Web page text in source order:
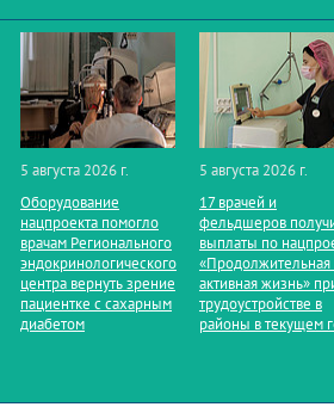
5 августа 2026 г.
Оборудование
нацпроекта помогло
врачам Регионального
эндокринологического
центра вернуть зрение
пациентке с сахарным
диабетом
5 августа 2026 г.
17 врачей и
фельдшеров
выплаты по
«Продолжительная
активная жизнь»
трудоустройстве в
районы в текущем